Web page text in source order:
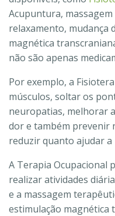
Acupuntura,
relaxamento, mudança
magnética
não são apenas
Por exemplo, a
músculos, soltar os
neuropatias, melhorar
dor e também prevenir
reduzir quanto ajudar a
A Terapia Ocupacional
realizar atividades
e a massagem
estimulação magnética